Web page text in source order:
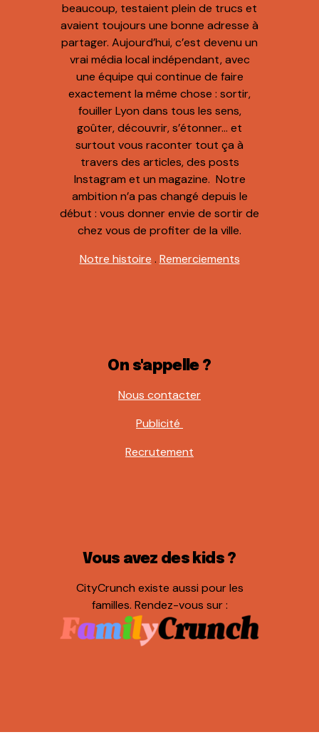
beaucoup, testaient plein de trucs et
avaient toujours une bonne adresse à
partager. Aujourd’hui, c’est devenu un
vrai média local indépendant, avec
une équipe qui continue de faire
exactement la même chose : sortir,
fouiller Lyon dans tous les sens,
goûter, découvrir, s’étonner… et
surtout vous raconter tout ça à
travers des articles, des posts
Instagram et un magazine. Notre
ambition n’a pas changé depuis le
début : vous donner envie de sortir de
chez vous de profiter de la ville.
Notre histoire . Remerciements
On s'appelle ?
Nous contacter
Publicité
Recrutement
Vous avez des kids ?
CityCrunch existe aussi pour les
familles. Rendez-vous sur :